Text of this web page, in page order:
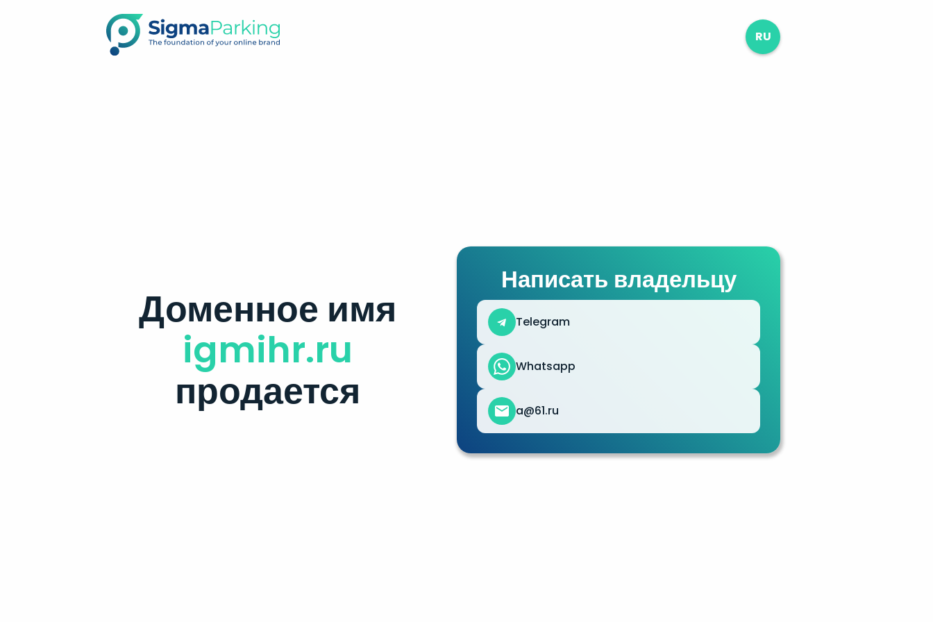
RU
Доменное имя
igmihr.ru
продается
Написать владельцу
Telegram
Whatsapp
a@61.ru